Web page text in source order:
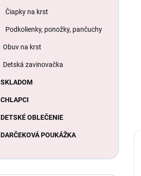
Čiapky na krst
Podkolienky, ponožky, pančuchy
Obuv na krst
Detská zavinovačka
SKLADOM
CHLAPCI
DETSKÉ OBLEČENIE
DARČEKOVÁ POUKÁŽKA